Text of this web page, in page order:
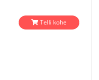
Telli kohe